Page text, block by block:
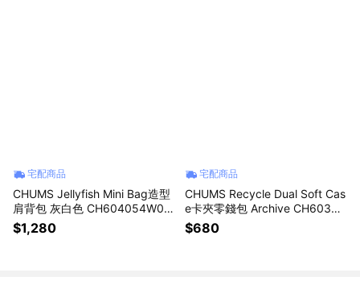
宅配商品
CHUMS Jellyfish Mini Bag造型
肩背包 灰白色 CH604054W02
2
$1,280
宅配商品
CHUMS Recycle Dual Soft Cas
e卡夾零錢包 Archive CH60398
7Z401
$680